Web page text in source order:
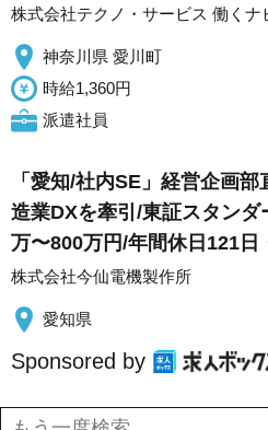
株式会社テクノ・サービス 働くナ
神奈川県 愛川町
時給1,360円
派遣社員
「愛知/社内SE」経営企画
造業DXを牽引/東証スタン
万〜800万円/年間休日121日
株式会社今仙電機製作所
愛知県
Sponsored by